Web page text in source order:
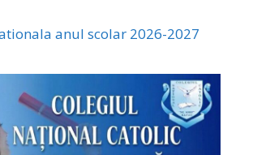
anul scolar 2026-2027